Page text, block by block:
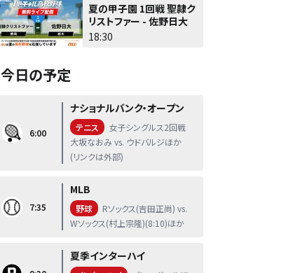
夏の甲子園 1回戦 聖隷ク
リストファー - 佐野日大
18:30
今日の予定
6:00
ナショナルバンク・オープン
テニス
女子シングルス2回戦
大坂なおみ vs. ウドバルジほか
(リンクは外部)
7:35
MLB
野球
Rソックス(吉田正尚) vs.
Wソックス(村上宗隆)(8:10)ほか
夏季インターハイ